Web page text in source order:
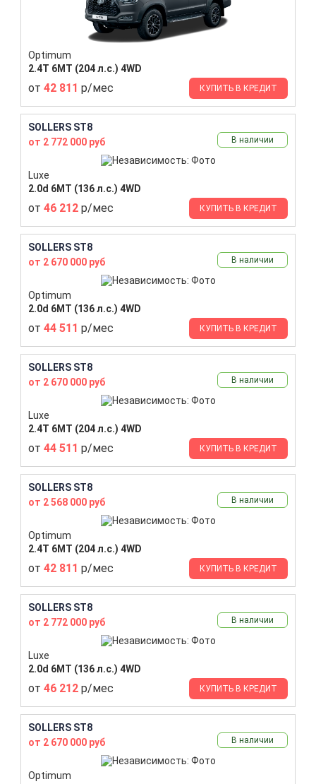
Optimum
2.4T 6MT (204 л.с.) 4WD
от 42 811 р/мес КУПИТЬ В КРЕДИТ
SOLLERS ST8
от 2 772 000 руб
В наличии
Luxe
2.0d 6MT (136 л.с.) 4WD
от 46 212 р/мес КУПИТЬ В КРЕДИТ
SOLLERS ST8
от 2 670 000 руб
В наличии
Optimum
2.0d 6MT (136 л.с.) 4WD
от 44 511 р/мес КУПИТЬ В КРЕДИТ
SOLLERS ST8
от 2 670 000 руб
В наличии
Luxe
2.4T 6MT (204 л.с.) 4WD
от 44 511 р/мес КУПИТЬ В КРЕДИТ
SOLLERS ST8
от 2 568 000 руб
В наличии
Optimum
2.4T 6MT (204 л.с.) 4WD
от 42 811 р/мес КУПИТЬ В КРЕДИТ
SOLLERS ST8
от 2 772 000 руб
В наличии
Luxe
2.0d 6MT (136 л.с.) 4WD
от 46 212 р/мес КУПИТЬ В КРЕДИТ
SOLLERS ST8
от 2 670 000 руб
В наличии
Optimum